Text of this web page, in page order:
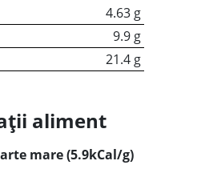
4.63 g
9.9 g
21.4 g
aliment
mare (5.9kCal/g)